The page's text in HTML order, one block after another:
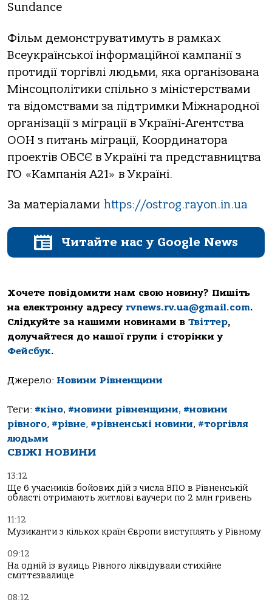
Sundance
Фільм демонструватимуть в рамках
Всеукраїнської інформаційної кампанії з
протидії торгівлі людьми, яка організована
Мінсоцполітики спільно з міністерствами
та відомствами за підтримки Міжнародної
організації з міграції в Україні-Агентства
ООН з питань міграції, Координатора
проектів ОБСЄ в Україні та представництва
ГО «Кампанія А21» в Україні.
За матеріалами https://ostrog.rayon.in.ua
Читайте нас у Google News
Хочете повідомити нам свою новину? Пишіть
на електронну адресу rvnews.rv.ua@gmail.com.
Слідкуйте за нашими новинами в Твіттер,
долучайтеся до нашої групи і сторінки у
Фейсбук.
Джерело: Новини Рівненщини
Теги: #кіно, #новини рівненщини, #новини
рівного, #рівне, #рівненські новини, #торгівля
людьми
СВІЖІ НОВИНИ
13:12
Ще 6 учасників бойових дій з числа ВПО в Рівненській
області отримають житлові ваучери по 2 млн гривень
11:12
Музиканти з кількох країн Європи виступлять у Рівному
09:12
На одній із вулиць Рівного ліквідували стихійне
сміттєзвалище
08:12